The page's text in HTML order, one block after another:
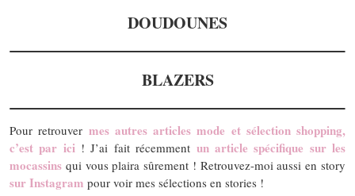
DOUDOUNES
BLAZERS
Pour retrouver mes autres articles mode et sélection shopping,
c’est par ici! J’ai fait récemment un article spécifique sur les
mocassins qui vous plaira sûrement ! Retrouvez-moi aussi en story
sur Instagram pour voir mes sélections en stories !